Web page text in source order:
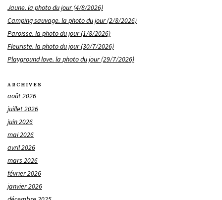
Jaune. la photo du jour (4/8/2026)
Camping sauvage. la photo du jour (2/8/2026)
Paroisse. la photo du jour (1/8/2026)
Fleuriste. la photo du jour (30/7/2026)
Playground love. la photo du jour (29/7/2026)
ARCHIVES
août 2026
juillet 2026
juin 2026
mai 2026
avril 2026
mars 2026
février 2026
janvier 2026